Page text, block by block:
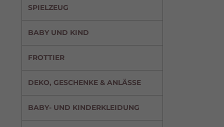
SPIELZEUG
BABY UND KIND
FROTTIER
DEKO, GESCHENKE & ANLÄSSE
BABY- UND KINDERKLEIDUNG